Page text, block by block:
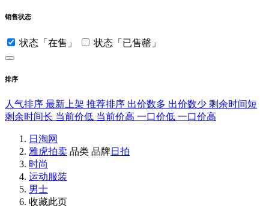
销售状态
状态「在售」 状态「已售罄」
排序
人气排序 最新上架 推荐排序 出价数多 出价数少 剩余时间短
剩余时间长 当前价低 当前价高 一口价低 一口价高
日淘网
雅虎拍卖 品类 品牌日拍
时尚
运动服装
男士
收藏此页